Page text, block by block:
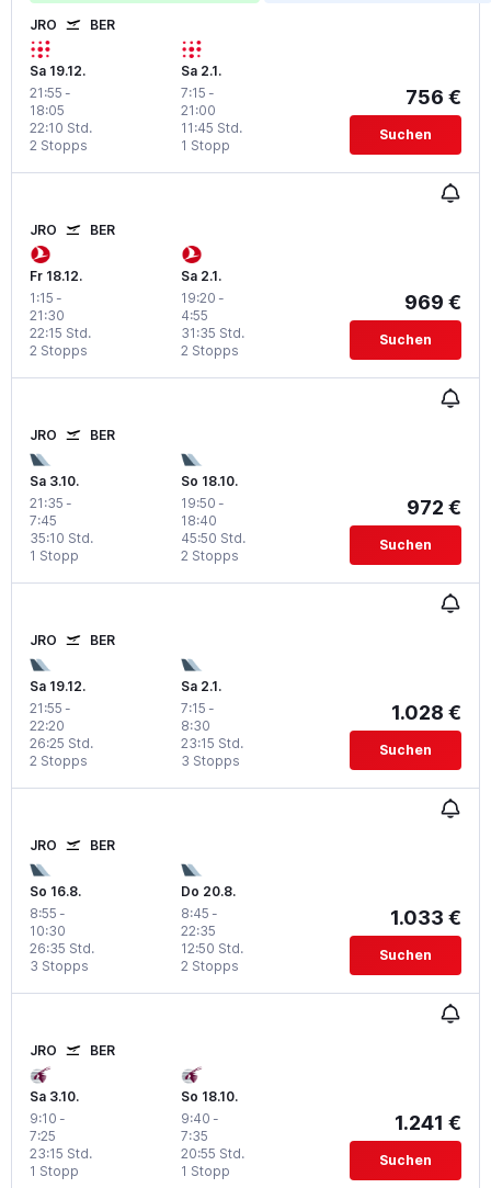
JRO BER
Sa 19.12.
21:55 -
18:05
2 Stopps
22:10 Std.
Sa 2.1.
7:15 -
21:00
1 Stopp
11:45 Std.
756 €
Suchen
JRO BER
Fr 18.12.
1:15 -
21:30
2 Stopps
22:15 Std.
Sa 2.1.
19:20 -
4:55
2 Stopps
31:35 Std.
969 €
Suchen
JRO BER
Sa 3.10.
21:35 -
7:45
1 Stopp
35:10 Std.
So 18.10.
19:50 -
18:40
2 Stopps
45:50 Std.
972 €
Suchen
JRO BER
Sa 19.12.
21:55 -
22:20
2 Stopps
26:25 Std.
Sa 2.1.
7:15 -
8:30
3 Stopps
23:15 Std.
1.028 €
Suchen
JRO BER
So 16.8.
8:55 -
10:30
3 Stopps
26:35 Std.
Do 20.8.
8:45 -
22:35
2 Stopps
12:50 Std.
1.033 €
Suchen
JRO BER
Sa 3.10.
9:10 -
7:25
1 Stopp
23:15 Std.
So 18.10.
9:40 -
7:35
1 Stopp
20:55 Std.
1.241 €
Suchen